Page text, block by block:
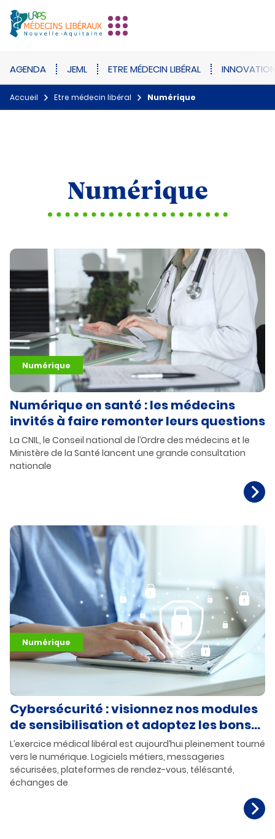
AGENDA JEML ETRE MÉDECIN LIBÉRAL
Accueil Etre médecin libéral Numérique
Numérique
Numérique en santé : les médecins
invités à faire remonter leurs questions
La CNIL, le Conseil national de l’Ordre des médecins et le
Ministère de la Santé lancent une grande consultation
nationale
Numérique
Cybersécurité : visionnez nos modules
de sensibilisation et adoptez les bons
réflexes !
L’exercice médical libéral est aujourd’hui pleinement tourné
vers le numérique. Logiciels métiers, messageries
sécurisées, plateformes de rendez-vous, télésanté,
échanges de
Numérique